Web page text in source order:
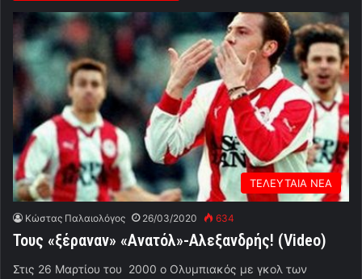
ΤΕΛΕΥΤΑΙΑ ΝΕΑ
Κώστας Παλαιολόγος 26/03/2020 634
Τους «ξέραναν» «Ανατόλ»-Αλεξανδρής! (Video)
Στις 26 Μαρτίου του 2000 ο Ολυμπιακός με γκολ των